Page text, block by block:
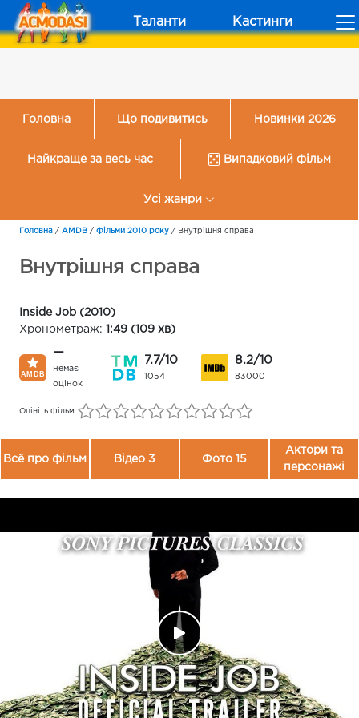
Таланти Кастинги
Головна Що подивитись Новинки 2026
Найкраще за весь час Випадковий фільм
Усі жанри
Головна / AMDB / Фільми 2010 року / Внутрішня справа
Внутрішня справа
Inside Job (2010)
Хронометраж: 1:49 (109 хв)
—
немає
оцінок
7.7/10
1054
8.2/10
83000
Оцініть фільм:
Всё про фільм Відео 3 Фото 15
Актори та
персонажі